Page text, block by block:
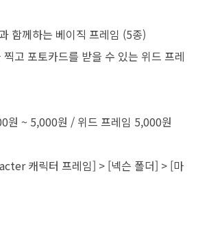
함께하는 베이직 프레임 (5종)
찍고 포토카드를 받을 수 있는 위드 프레
원 ~ 5,000원 / 위드 프레임 5,000원
캐릭터 프레임] > [넥슨 폴더] > [마